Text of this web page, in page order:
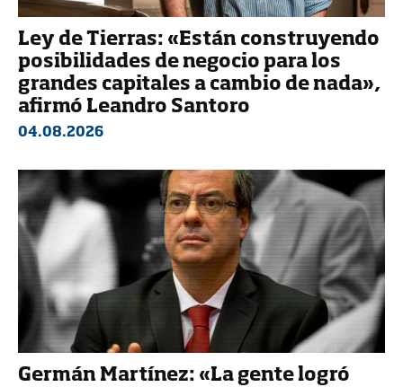
Ley de Tierras: «Están construyendo
posibilidades de negocio para los
grandes capitales a cambio de nada»,
afirmó Leandro Santoro
04.08.2026
Germán Martínez: «La gente logró